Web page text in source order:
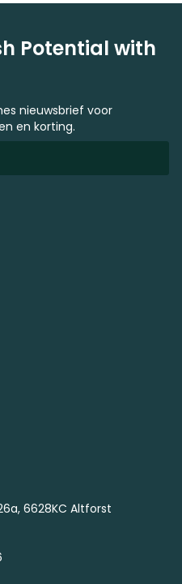
Potential with
nieuwsbrief voor
en korting.
6628KC Altforst